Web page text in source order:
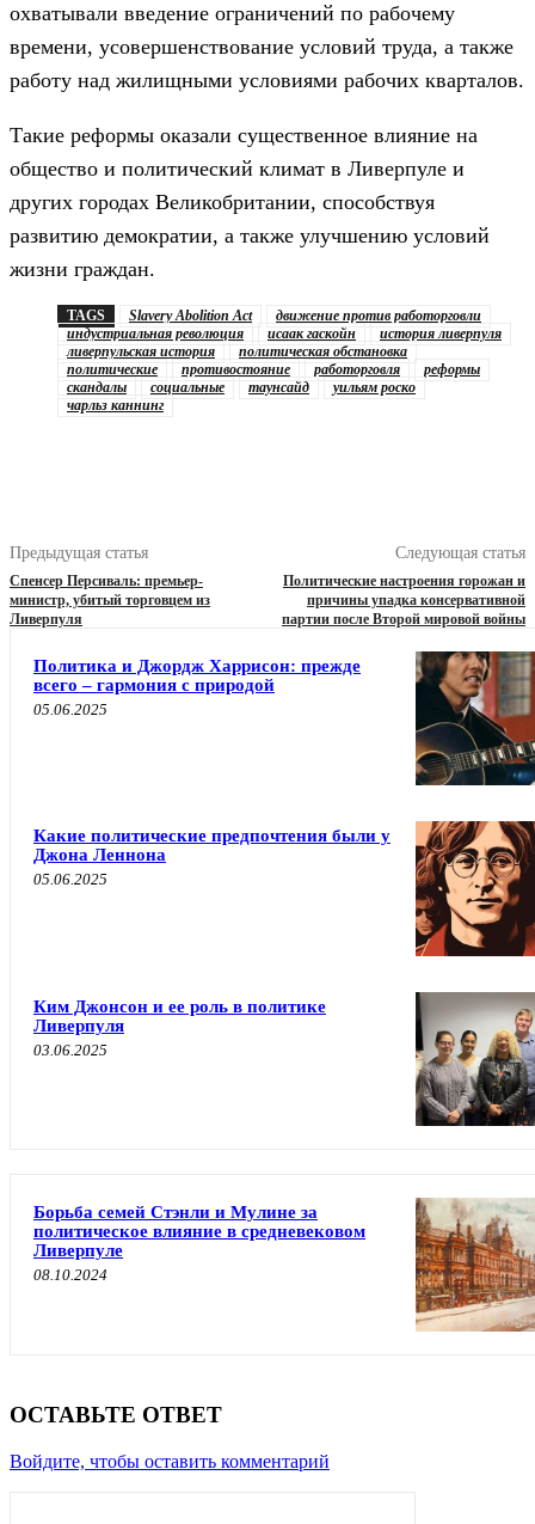
охватывали введение ограничений по рабочему
времени, усовершенствование условий труда, а также
работу над жилищными условиями рабочих кварталов.
Такие реформы оказали существенное влияние на
общество и политический климат в Ливерпуле и
других городах Великобритании, способствуя
развитию демократии, а также улучшению условий
жизни граждан.
TAGS Slavery Abolition Act
движение против работорговли
индустриальная революция
исаак гаскойн
история ливерпуля
ливерпульская история
политическая обстановка
политические
противостояние работорговля
реформы
скандалы
социальные таунсайд
уильям роско
чарльз каннинг
Предыдущая статья
Спенсер Персиваль: премьер-
министр, убитый торговцем из
Ливерпуля
Следующая статья
Политические настроения горожан и
причины упадка консервативной
партии после Второй мировой войны
Политика и Джордж Харрисон: прежде
всего – гармония с природой
05.06.2025
Какие политические предпочтения были у
Джона Леннона
05.06.2025
Ким Джонсон и ее роль в политике
Ливерпуля
03.06.2025
Борьба семей Стэнли и Мулине за
политическое влияние в средневековом
Ливерпуле
08.10.2024
ОСТАВЬТЕ ОТВЕТ
Войдите, чтобы оставить комментарий